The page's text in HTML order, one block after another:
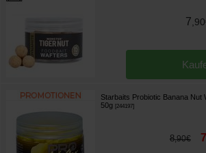
7 90
Starbaits Probiotic Banana Nut
50g [244197]
8,90€ 7